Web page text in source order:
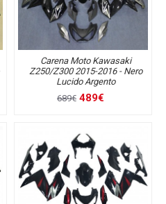
Carena Moto Kawasaki
Z250/Z300 2015-2016 - Nero
Lucido Argento
689€ 489€